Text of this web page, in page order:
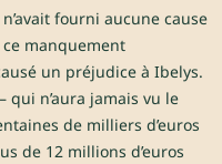
fourni aucune cause
manquement
un préjudice à Ibelys.
qui n’aura jamais vu le
de milliers d’euros
de 12 millions d’euros